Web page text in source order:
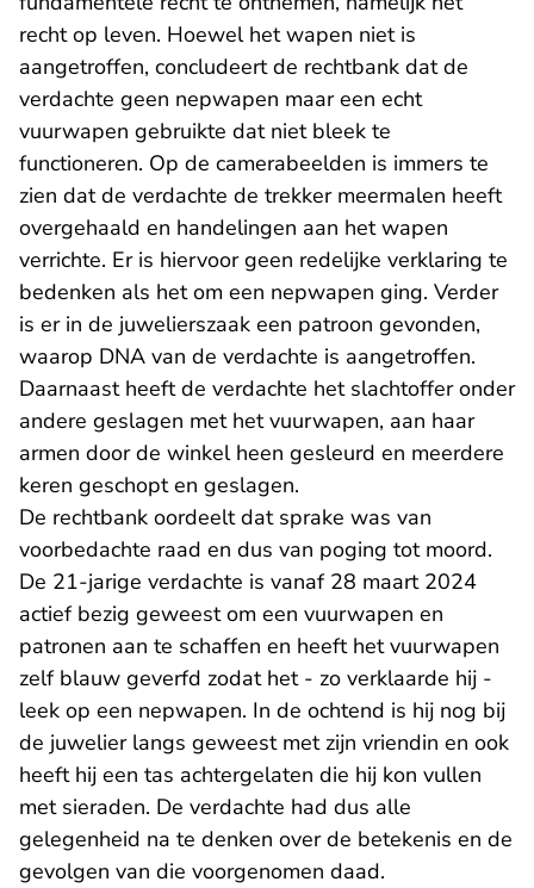
recht op leven. Hoewel het wapen niet is
aangetroffen, concludeert de rechtbank dat de
verdachte geen nepwapen maar een echt
vuurwapen gebruikte dat niet bleek te
functioneren. Op de camerabeelden is immers te
zien dat de verdachte de trekker meermalen heeft
overgehaald en handelingen aan het wapen
verrichte. Er is hiervoor geen redelijke verklaring te
bedenken als het om een nepwapen ging. Verder
is er in de juwelierszaak een patroon gevonden,
waarop DNA van de verdachte is aangetroffen.
Daarnaast heeft de verdachte het slachtoffer onder
andere geslagen met het vuurwapen, aan haar
armen door de winkel heen gesleurd en meerdere
keren geschopt en geslagen.
De rechtbank oordeelt dat sprake was van
voorbedachte raad en dus van poging tot moord.
De 21-jarige verdachte is vanaf 28 maart 2024
actief bezig geweest om een vuurwapen en
patronen aan te schaffen en heeft het vuurwapen
zelf blauw geverfd zodat het - zo verklaarde hij -
leek op een nepwapen. In de ochtend is hij nog bij
de juwelier langs geweest met zijn vriendin en ook
heeft hij een tas achtergelaten die hij kon vullen
met sieraden. De verdachte had dus alle
gelegenheid na te denken over de betekenis en de
gevolgen van die voorgenomen daad.